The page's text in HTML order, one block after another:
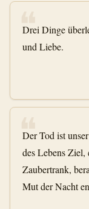
❝
Drei Dinge
und Liebe.
❝
Der Tod ist
des Lebens
Zaubertrank,
Mut der Nacht